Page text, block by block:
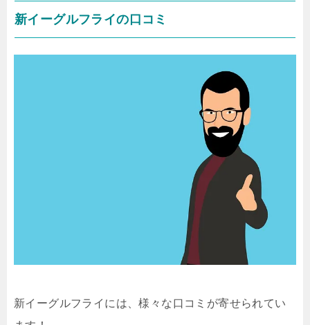
新イーグルフライの口コミ
新イーグルフライには、様々な口コミが寄せられてい